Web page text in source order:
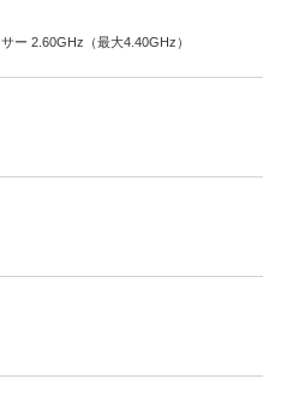
ー 2.60GHz（最大4.40GHz）